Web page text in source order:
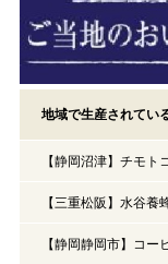
地域で生産されてい
【静岡沼津】チモト
【三重松阪】水谷養
【静岡静岡市】コー